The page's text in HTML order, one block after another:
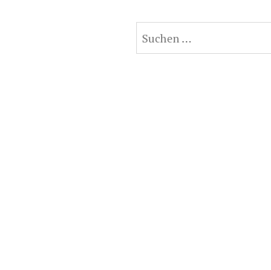
Suchen
nach: